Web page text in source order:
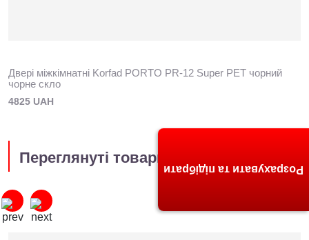
Двері міжкімнатні Korfad PORTO PR-12 Super PET чорний
чорне скло
4825 UAH
Переглянуті товари
Розрахувати та підібрати